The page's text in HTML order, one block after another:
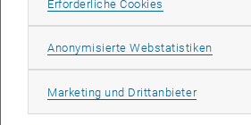
Dr. Eduard NIGSCH promovierte 2010 an
war danach an der Universität Wien als
beschäftigt, wo er auch 2016 habilitierte.
Wien als Postdoc in der Arbeitsgruppe
Prof. Anton ARNOLD beschäftigt. Seine
in Bereichen der PDEs,
Erforderliche Cookies Erforderliche
Anonymisierte Webstatistiken
Marketing und DrittanbieterMarketing